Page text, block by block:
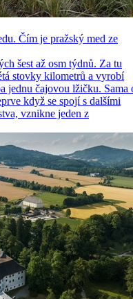
Čím je pražský med ze
šest až osm týdnů. Za tu
stovky kilometrů a vyrobí
jednu čajovou lžičku. Sama
když se spojí s dalšími
vznikne jeden z